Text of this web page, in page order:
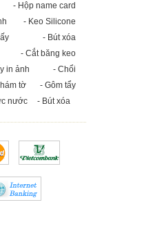
- Hộp name card
- Keo Silicone
- Bút xóa
- Cắt băng keo
in ảnh
- Chổi
tờ
- Gôm tẩy
nước - Bút xóa